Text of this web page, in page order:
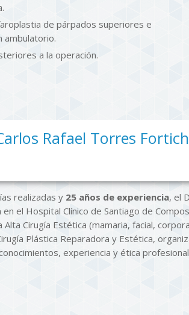
de párpados superiores e
ambulatorio.
a la operación.
Rafael Torres Fortich
realizadas y 25 años de experiencia, el
en el Hospital Clínico de Santiago de
Alta Cirugía Estética (mamaria, facial,
Plástica Reparadora y Estética,
experiencia y ética